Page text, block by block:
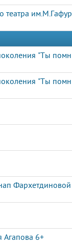
театра
"Ты
"Ты
Агапова 6+